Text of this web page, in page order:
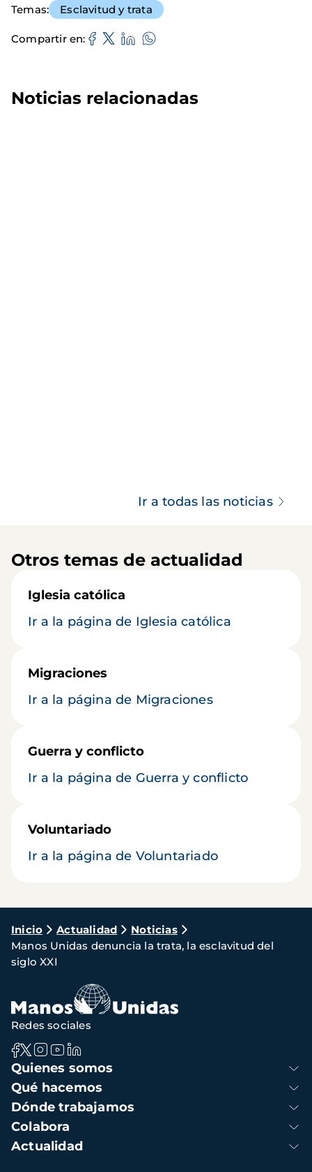
Temas Esclavitud y trata
Compartir en
Noticias relacionadas
Ir a todas las noticias
Otros temas de actualidad
Iglesia católica
Ir a la página de Iglesia católica
Migraciones
Ir a la página de Migraciones
Guerra y conflicto
Ir a la página de Guerra y conflicto
Voluntariado
Ir a la página de Voluntariado
Ruta
de
navegación
Inicio Actualidad
Noticias
Manos Unidas denuncia la trata, la esclavitud del
siglo XXI
Navegación
principal
Quienes somos
Qué hacemos
Dónde trabajamos
Colabora
Actualidad
Redes sociales